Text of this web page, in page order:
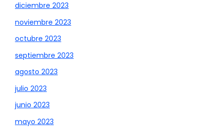
diciembre 2023
noviembre 2023
octubre 2023
septiembre 2023
agosto 2023
julio 2023
junio 2023
mayo 2023